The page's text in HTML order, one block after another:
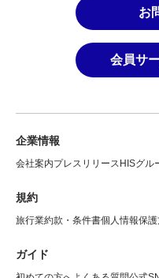
お
会員サ
企業情報
会社案内プレスリリース HISグル
規約
旅行業約款・条件書個人情報保
ガイド